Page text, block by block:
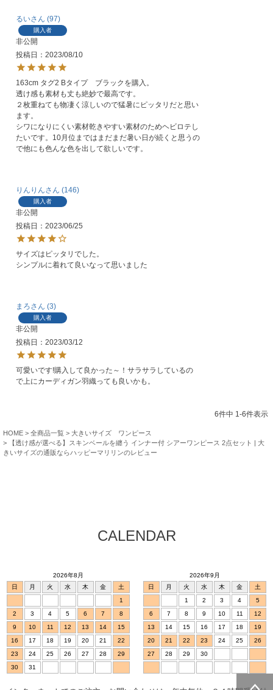
るい 97
購入者
非公開
投稿日
2023/08/10
163cm タグ2 Bタイプ　ブラックを購入。
透け感も素材も丈も絶妙で最高です。
２枚重ねても物凄く涼しいので猛暑にピッタリだと思い
ます。
シワになりにくい素材乾きやすい素材のためヘビロテし
たいです。10月位まではまだまだ暑い日が続くと思うの
で他にも色んな色を出して欲しいです。
りんりん 146
購入者
非公開
投稿日
2023/06/25
サイズはピッタリでした。
シンプルに着れて良いなって思いました
まろ 3
購入者
非公開
投稿日
2023/03/12
可愛いです!購入して良かった～！サラサラしているの
で上にカーディガン羽織っても良いかも。
6件中 1-6件表示
HOME 全商品一覧
大きいサイズ ワンピース
【透け感が選べる】スキンベールを纏う インナー付 シアーワンピース 2点セット | 大
きいサイズの通販ならハッピーマリリンのレビュー
CALENDAR
2026年8月
日
月 火 水 木 金
土
1
2
3 4 5 6 7
8
9
10 11 12 13 14
15
16
17 18 19 20 21
22
23
24 25 26 27 28
29
30
31
2026年9月
日
月 火 水 木 金
土
1
2 3 4
5
6
7 8 9 10 11
12
13
14 15 16 17 18
19
20
21 22 23 24 25
26
27
28 29 30